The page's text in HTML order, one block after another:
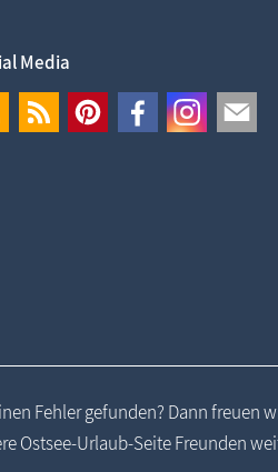
Media
Fehler gefunden? Dann freuen
Ostsee-Urlaub-Seite Freunden